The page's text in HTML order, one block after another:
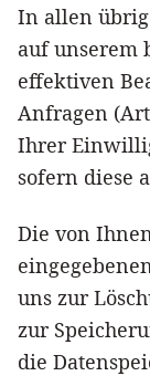
In allen
auf unserem
effektiven
Anfragen
Ihrer
sofern diese
Die von
uns zur
zur
die